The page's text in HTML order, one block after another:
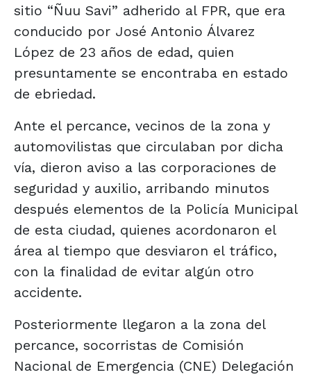
sitio “Ñuu Savi” adherido al FPR, que era
conducido por José Antonio Álvarez
López de 23 años de edad, quien
presuntamente se encontraba en estado
de ebriedad.
Ante el percance, vecinos de la zona y
automovilistas que circulaban por dicha
vía, dieron aviso a las corporaciones de
seguridad y auxilio, arribando minutos
después elementos de la Policía Municipal
de esta ciudad, quienes acordonaron el
área al tiempo que desviaron el tráfico,
con la finalidad de evitar algún otro
accidente.
Posteriormente llegaron a la zona del
percance, socorristas de Comisión
Nacional de Emergencia (CNE) Delegación